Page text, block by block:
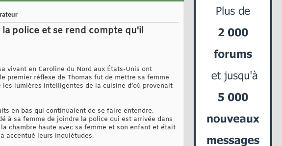
police et se rend compte qu'il
vivant en Caroline du Nord aux États-Unis ont
premier réflexe de Thomas fut de mettre sa femme
lumières intelligentes de la cuisine d’où provenait
en bas qui continuaient de se faire entendre.
à sa femme de joindre la police qui est arrivée dans
chambre haute avec sa femme et son enfant et était
accentué leurs inquiétudes.